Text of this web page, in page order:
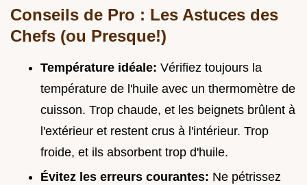
Conseils de Pro : Les Astuces des
Chefs (ou Presque!)
Température idéale: Vérifiez toujours la
température de l'huile avec un thermomètre de
cuisson. Trop chaude, et les beignets brûlent à
l'extérieur et restent crus à l'intérieur. Trop
froide, et ils absorbent trop d'huile.
Évitez les erreurs courantes: Ne pétrissez